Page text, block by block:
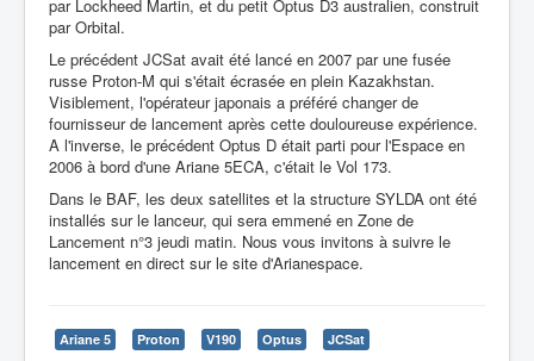
par Lockheed Martin, et du petit Optus D3 australien, construit
par Orbital.
Le précédent JCSat avait été lancé en 2007 par une fusée
russe Proton-M qui s'était écrasée en plein Kazakhstan.
Visiblement, l'opérateur japonais a préféré changer de
fournisseur de lancement après cette douloureuse expérience.
A l'inverse, le précédent Optus D était parti pour l'Espace en
2006 à bord d'une Ariane 5ECA, c'était le Vol 173.
Dans le BAF, les deux satellites et la structure SYLDA ont été
installés sur le lanceur, qui sera emmené en Zone de
Lancement n°3 jeudi matin. Nous vous invitons à suivre le
lancement en direct sur le site d'Arianespace.
Ariane 5 Proton V190 Optus JCSat